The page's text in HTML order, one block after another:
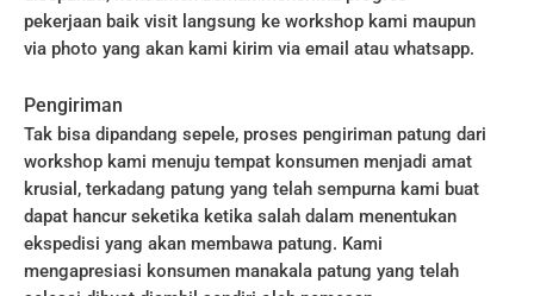
pekerjaan baik visit langsung ke workshop kami maupun
via photo yang akan kami kirim via email atau whatsapp.
Pengiriman
Tak bisa dipandang sepele, proses pengiriman patung dari
workshop kami menuju tempat konsumen menjadi amat
krusial, terkadang patung yang telah sempurna kami buat
dapat hancur seketika ketika salah dalam menentukan
ekspedisi yang akan membawa patung. Kami
mengapresiasi konsumen manakala patung yang telah